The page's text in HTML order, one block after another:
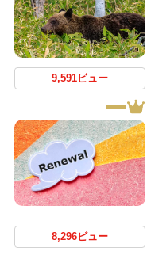
9,591ビュー
8,296ビュー